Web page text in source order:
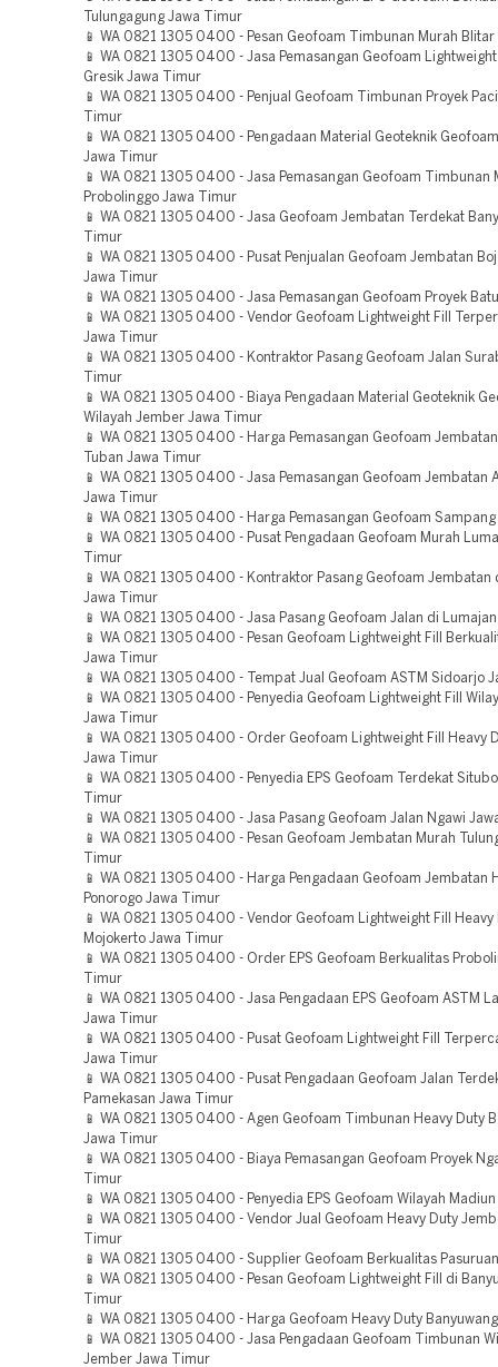
Tulungagung Jawa Timur
📱 WA 0821 1305 0400 - Pesan Geofoam Timbunan Murah
📱 WA 0821 1305 0400 - Jasa Pemasangan Geofoam
Gresik Jawa Timur
📱 WA 0821 1305 0400 - Penjual Geofoam Timbunan Proyek
Timur
📱 WA 0821 1305 0400 - Pengadaan Material Geoteknik
Jawa Timur
📱 WA 0821 1305 0400 - Jasa Pemasangan Geofoam Timbunan
Probolinggo Jawa Timur
📱 WA 0821 1305 0400 - Jasa Geofoam Jembatan Terdekat
Timur
📱 WA 0821 1305 0400 - Pusat Penjualan Geofoam Jembatan
Jawa Timur
📱 WA 0821 1305 0400 - Jasa Pemasangan Geofoam Proyek
📱 WA 0821 1305 0400 - Vendor Geofoam Lightweight Fill
Jawa Timur
📱 WA 0821 1305 0400 - Kontraktor Pasang Geofoam Jalan
Timur
📱 WA 0821 1305 0400 - Biaya Pengadaan Material Geoteknik
Wilayah Jember Jawa Timur
📱 WA 0821 1305 0400 - Harga Pemasangan Geofoam
Tuban Jawa Timur
📱 WA 0821 1305 0400 - Jasa Pemasangan Geofoam Jembatan
Jawa Timur
📱 WA 0821 1305 0400 - Harga Pemasangan Geofoam
📱 WA 0821 1305 0400 - Pusat Pengadaan Geofoam Murah
Timur
📱 WA 0821 1305 0400 - Kontraktor Pasang Geofoam Jembatan
Jawa Timur
📱 WA 0821 1305 0400 - Jasa Pasang Geofoam Jalan di
📱 WA 0821 1305 0400 - Pesan Geofoam Lightweight Fill
Jawa Timur
📱 WA 0821 1305 0400 - Tempat Jual Geofoam ASTM Sidoarjo
📱 WA 0821 1305 0400 - Penyedia Geofoam Lightweight Fill
Jawa Timur
📱 WA 0821 1305 0400 - Order Geofoam Lightweight Fill Heavy
Jawa Timur
📱 WA 0821 1305 0400 - Penyedia EPS Geofoam Terdekat
Timur
📱 WA 0821 1305 0400 - Jasa Pasang Geofoam Jalan Ngawi
📱 WA 0821 1305 0400 - Pesan Geofoam Jembatan Murah
Timur
📱 WA 0821 1305 0400 - Harga Pengadaan Geofoam Jembatan
Ponorogo Jawa Timur
📱 WA 0821 1305 0400 - Vendor Geofoam Lightweight Fill Heavy
Mojokerto Jawa Timur
📱 WA 0821 1305 0400 - Order EPS Geofoam Berkualitas
Timur
📱 WA 0821 1305 0400 - Jasa Pengadaan EPS Geofoam ASTM
Jawa Timur
📱 WA 0821 1305 0400 - Pusat Geofoam Lightweight Fill
Jawa Timur
📱 WA 0821 1305 0400 - Pusat Pengadaan Geofoam Jalan
Pamekasan Jawa Timur
📱 WA 0821 1305 0400 - Agen Geofoam Timbunan Heavy Duty
Jawa Timur
📱 WA 0821 1305 0400 - Biaya Pemasangan Geofoam Proyek
Timur
📱 WA 0821 1305 0400 - Penyedia EPS Geofoam Wilayah
📱 WA 0821 1305 0400 - Vendor Jual Geofoam Heavy Duty
Timur
📱 WA 0821 1305 0400 - Supplier Geofoam Berkualitas
📱 WA 0821 1305 0400 - Pesan Geofoam Lightweight Fill di
Timur
📱 WA 0821 1305 0400 - Harga Geofoam Heavy Duty
📱 WA 0821 1305 0400 - Jasa Pengadaan Geofoam Timbunan
Jember Jawa Timur